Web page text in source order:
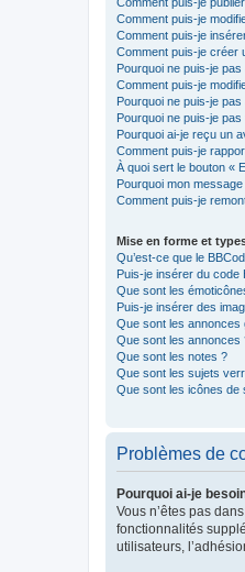
Comment puis-je
Comment puis-je
Comment puis-je créer
Pourquoi ne puis-je
Comment puis-je
Pourquoi ne puis-je
Pourquoi ne puis-je
Pourquoi ai-je reçu un
Comment puis-je
À quoi sert le bouton «
Pourquoi mon
Comment puis-je
Mise en forme et
Qu’est-ce que le
Puis-je insérer du code
Que sont les
Puis-je insérer des
Que sont les annonces
Que sont les annonces
Que sont les notes ?
Que sont les sujets
Que sont les icônes de
Problèmes de
Pourquoi ai-je
Vous n’êtes pas
fonctionnalités
utilisateurs,